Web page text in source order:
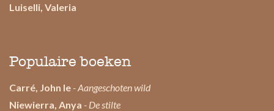
Luiselli, Valeria
Populaire boeken
Carré, John le - Aangeschoten wild
Niewierra, Anya - De stilte